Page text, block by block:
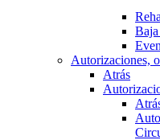
Autorizaciones,
Atrás